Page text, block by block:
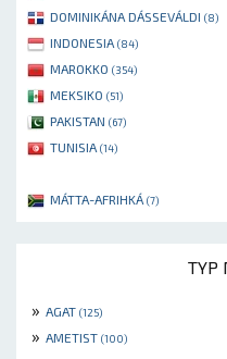
DOMINIKÁNA DÁSSEVÁLDI (8)
INDONESIA (84)
MAROKKO (354)
MEKSIKO (51)
PAKISTAN (67)
TUNISIA (14)
MÁTTA-AFRIHKÁ (7)
TYP
» AGAT (125)
» AMETIST (100)